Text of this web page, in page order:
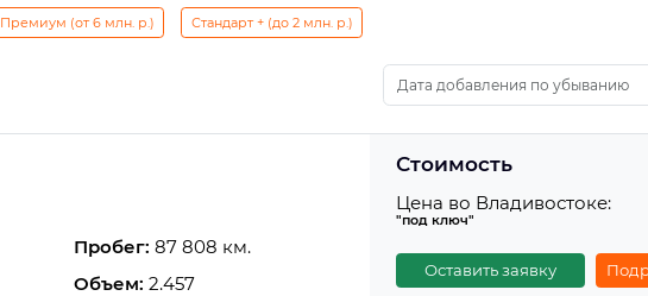
Премиум (от 6 млн. р.) Стандарт + (до 2 млн. р.)
Пробег: 87 808 км.
Объем: 2.457
Стоимость
Цена во Владивостоке:
"под ключ"
Оставить заявку